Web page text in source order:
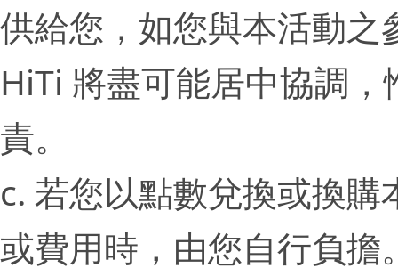
供給您，如您與本活動
HiTi 將盡可能居中協調
責。
c. 若您以點數兌換或換
或費用時，由您自行負擔